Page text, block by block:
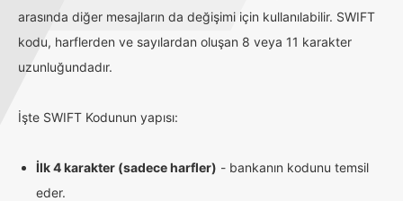
arasında diğer mesajların da değişimi için kullanılabilir. SWIFT
kodu, harflerden ve sayılardan oluşan 8 veya 11 karakter
uzunluğundadır.
İşte SWIFT Kodunun yapısı:
İlk 4 karakter (sadece harfler) - bankanın kodunu temsil
eder.